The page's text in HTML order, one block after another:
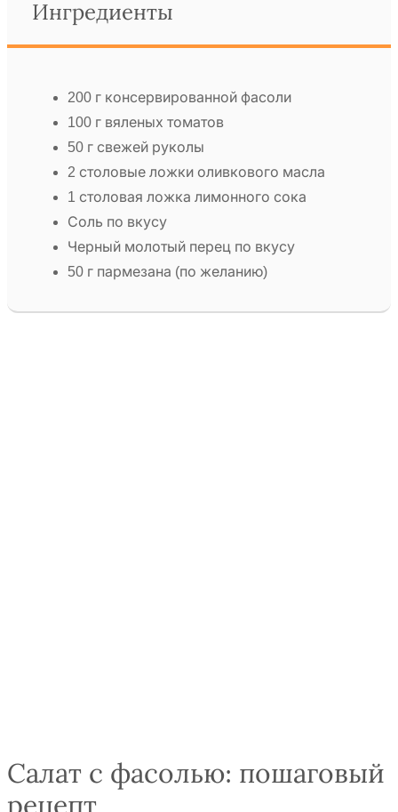
Ингредиенты
200 г консервированной фасоли
100 г вяленых томатов
50 г свежей руколы
2 столовые ложки оливкового масла
1 столовая ложка лимонного сока
Соль по вкусу
Черный молотый перец по вкусу
50 г пармезана (по желанию)
Салат с фасолью: пошаговый
рецепт